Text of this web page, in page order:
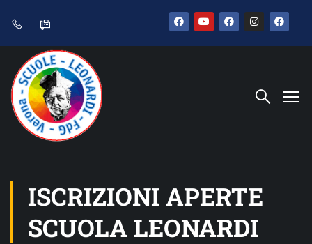
ISCRIZIONI APERTE
SCUOLA LEONARDI